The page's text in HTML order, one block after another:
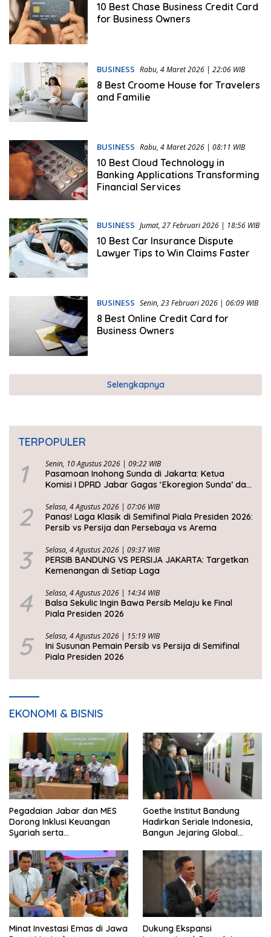
10 Best Chase Business Credit Card
for Business Owners
BUSINESS Rabu, 4 Maret 2026 | 22:06 WIB
8 Best Croome House for Travelers
and Familie
BUSINESS Rabu, 4 Maret 2026 | 08:11 WIB
10 Best Cloud Technology in
Banking Applications Transforming
Financial Services
BUSINESS Jumat, 27 Februari 2026 | 18:56 WIB
10 Best Car Insurance Dispute
Lawyer Tips to Win Claims Faster
BUSINESS Senin, 23 Februari 2026 | 06:09 WIB
8 Best Online Credit Card for
Business Owners
Selengkapnya
TERPOPULER
1 Senin, 10 Agustus 2026 | 09:22 WIB
Pasamoan Inohong Sunda di Jakarta: Ketua
Komisi I DPRD Jabar Gagas ‘Ekoregion Sunda’ dan
2 Selasa, 4 Agustus 2026 | 07:06 WIB
Panas! Laga Klasik di Semifinal Piala Presiden 2026:
Persib vs Persija dan Persebaya vs Arema
3 Selasa, 4 Agustus 2026 | 09:37 WIB
PERSIB BANDUNG VS PERSIJA JAKARTA: Targetkan
Kemenangan di Setiap Laga
4 Selasa, 4 Agustus 2026 | 14:34 WIB
Balsa Sekulic Ingin Bawa Persib Melaju ke Final
Piala Presiden 2026
5 Selasa, 4 Agustus 2026 | 15:19 WIB
Ini Susunan Pemain Persib vs Persija di Semifinal
Piala Presiden 2026
EKONOMI & BISNIS
Pegadaian Jabar dan MES
Dorong Inklusi Keuangan
Syariah serta
Goethe Institut Bandung
Hadirkan Seriale Indonesia,
Bangun Jejaring Global
Minat Investasi Emas di Jawa
Dukung Ekspansi